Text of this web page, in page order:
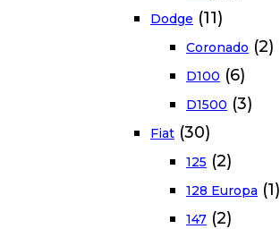
Dodge (11)
Coronado (2)
D100 (6)
D1500 (3)
Fiat (30)
125 (2)
128 Europa (1)
147 (2)